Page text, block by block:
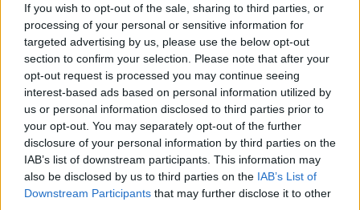
If you wish to opt-out of the sale, sharing to third parties, or
processing of your personal or sensitive information for
targeted advertising by us, please use the below opt-out
section to confirm your selection. Please note that after your
opt-out request is processed you may continue seeing
interest-based ads based on personal information utilized by
us or personal information disclosed to third parties prior to
your opt-out. You may separately opt-out of the further
disclosure of your personal information by third parties on the
IAB’s list of downstream participants. This information may
also be disclosed by us to third parties on the IAB’s List of
Downstream Participants that may further disclose it to other
Γλώσσες & Σπουδές
Ελληνικά σε επίπεδο μητρικής γλώσσας.
Αγγλικά Β2+ (γραπτά και προφορικά) για περιστασιακή
επικοινωνία με διεθνείς εταίρους.
Πτυχίο Λογιστικής / Διοίκησης ή ΙΕΚ Γραμματείας /
Λογιστικής.
Χαρακτηριστικά (Mindset)
Οργανωτικός/ή — διαχειρίζεσαι πολλαπλές παράλληλες
εργασίες χωρίς να χάνεις deadlines.
Μεθοδικός/ή & προσεκτικός/ή — τα νούμερα δεν